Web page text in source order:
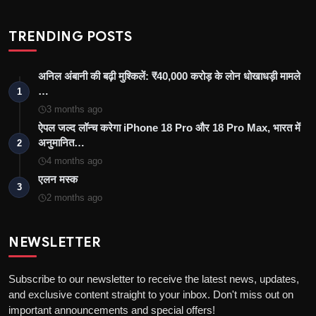
TRENDING POSTS
1
अनिल अंबानी की बढ़ी मुश्किलें: ₹40,000 करोड़ के लोन धोखाधड़ी मामले
…
3 months ago
2
ऐपल जल्द लॉन्च करेगा iPhone 18 Pro और 18 Pro Max, भारत में
अनुमानित…
4 months ago
3
एलन मस्क
2 months ago
NEWSLETTER
Subscribe to our newsletter to receive the latest news, updates,
and exclusive content straight to your inbox. Don't miss out on
important announcements and special offers!